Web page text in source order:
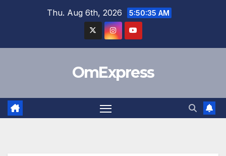
Thu. Aug 6th, 2026 5:50:35 AM
OmExpress